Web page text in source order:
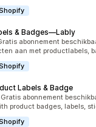
& Badges—Lably
in totaalabonnement
aan met productlabels,
Labels & Badge
in totaal
Gratis abonnement
product badges, labels,